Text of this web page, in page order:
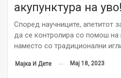
акупунктура на уво!
Според научниците, апетитот
да се контролира со помош
наместо со традиционални
Мајка И Дете Мај 18, 2023